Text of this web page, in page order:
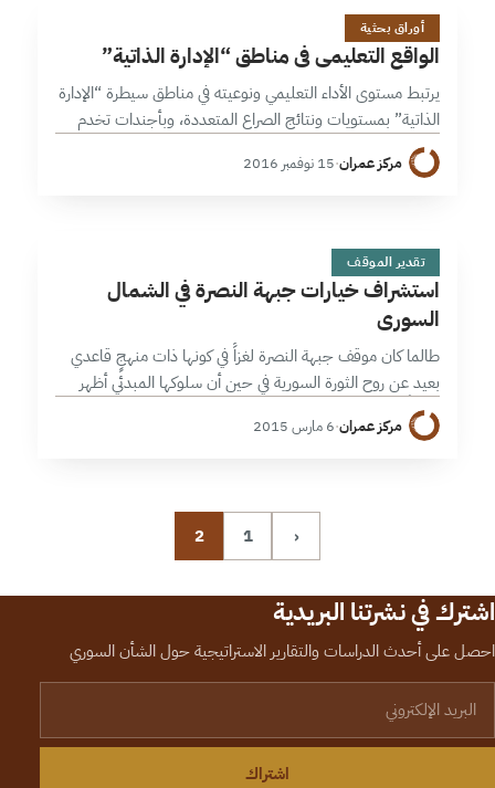
ا
21 دقائق
أوراق بحثية
الواقع التعليمي في مناطق “الإدارة الذاتية”
يرتبط مستوى الأداء التعليمي ونوعيته في مناطق سيطرة “الإدارة
الذاتية” بمستويات ونتائج الصراع المتعددة، وبأجندات تخدم
المشروع السياسي وأيديولوجياته، ويعتري هذه العملية إشكالات
تقنية وفنية عدة، ويلحظ فيها عدم وضوح…
مركز عمران·15 نوفمبر 2016
ا1 دقائق
تقدير الموقف
استشراف خيارات جبهة النصرة في الشمال
السوري
طالما كان موقف جبهة النصرة لغزاً في كونها ذات منهجٍ قاعدي
بعيد عن روح الثورة السورية في حين أن سلوكها المبدئي أظهر
تفهماً لنسق الحاضنة الاجتماعية التي تتواجد فيها. ويبدو…
مركز عمران·6 مارس 2015
‹
1
2
اشترك في نشرتنا البريدية
احصل على أحدث الدراسات والتقارير الاستراتيجية حول الشأن السوري
اشتراك